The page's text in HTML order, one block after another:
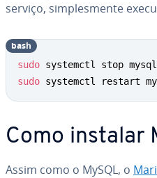
serviço, sim­ples­mente
sudo
sudo systemctl restart
bash
Como instalar
Assim como o MySQL, o